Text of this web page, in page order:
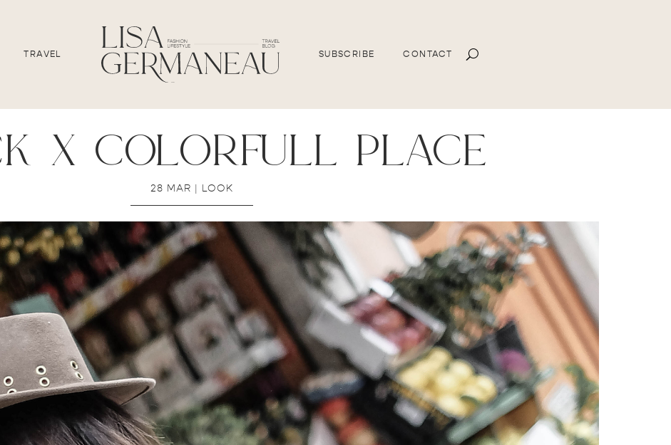
TRAVEL SUBSCRIBE CONTACT
x colorfull place
28 MAR | LOOK